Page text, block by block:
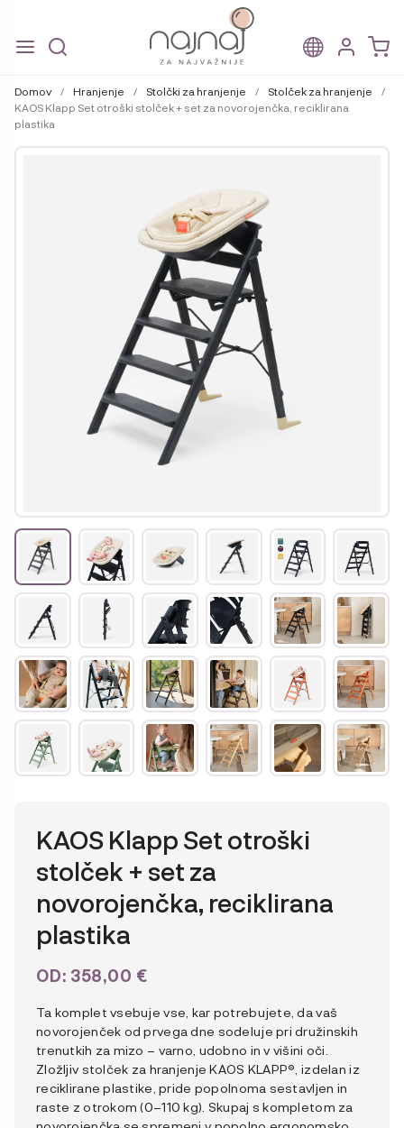
to
navigation
to
content
Domov / Hranjenje / Stolčki za hranjenje / Stolček za hranjenje
/
KAOS Klapp Set otroški stolček + set za novorojenčka, reciklirana
plastika
KAOS Klapp Set otroški
stolček + set za
novorojenčka, reciklirana
plastika
OD: 358,00 €
Ta komplet vsebuje vse, kar potrebujete, da vaš
novorojenček od prvega dne sodeluje pri družinskih
trenutkih za mizo – varno, udobno in v višini oči.
Zložljiv stolček za hranjenje KAOS KLAPP®, izdelan iz
reciklirane plastike, pride popolnoma sestavljen in
raste z otrokom (0–110 kg). Skupaj s kompletom za